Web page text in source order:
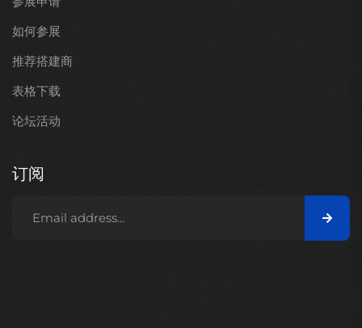
如何参展
推荐搭建商
表格下载
论坛活动
订阅